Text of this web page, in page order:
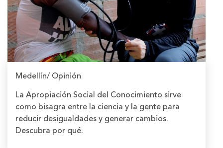
Medellín/ Opinión
La Apropiación Social del Conocimiento sirve
como bisagra entre la ciencia y la gente para
reducir desigualdades y generar cambios.
Descubra por qué.